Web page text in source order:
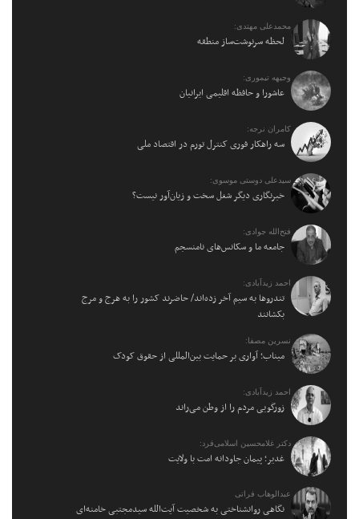
محمدعلی مهتدی:
لحظه سرنوشت‌ساز منطقه
وجیهه تیموری:
عاشورا و حافظه اقلیمی ایرانیان
کامران نرجه:
سه راهکار فوری کنترل تورم در اقتصاد ملی
سیدعلی دوستی موسوی:
خبرنگاری دیگر شغل سخت و زیان‌آور نیست؟
فتح‌الله جوادی:
جامعه ما و سکانس‌های نامنسجم
احمد زیدآبادی:
تندروها به سیم آخر زده‌اند/ حاضرند کشور را به هرج و مرج
بکشانند
نسرین مصفا:
میناب؛ آواری بر حمایت بین‌المللی از حقوق کودک
احمد زیدآبادی:
زورگویی مردم را از وطن می‌راند
دکتر غلامحسین اسلامی‌فرد:
غدیر؛ پیمان جاودانه امت با ولایت
عبدالوهاب فراتی
نگاهی روانشناختی به شخصیت آیت‌الله سیدمجتبی خامنه‌ای